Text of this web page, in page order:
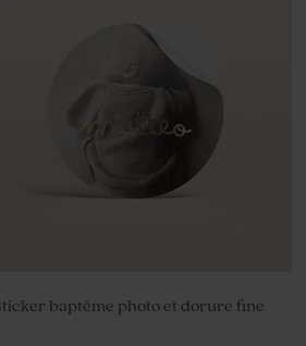
Boîte DIY cadeaux invités naissance
baptême photo et dorure fine